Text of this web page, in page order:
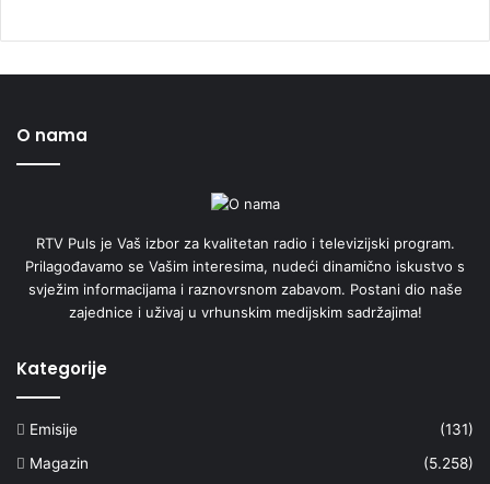
O nama
RTV Puls je Vaš izbor za kvalitetan radio i televizijski program.
Prilagođavamo se Vašim interesima, nudeći dinamično iskustvo s
svježim informacijama i raznovrsnom zabavom. Postani dio naše
zajednice i uživaj u vrhunskim medijskim sadržajima!
Kategorije
Emisije
(131)
Magazin
(5.258)